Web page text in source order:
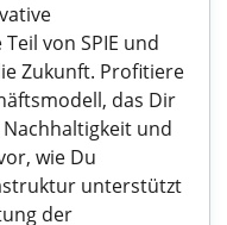
von SPIE und
Zukunft. Profitiere
das Dir
und
wie Du
unterstützt
der